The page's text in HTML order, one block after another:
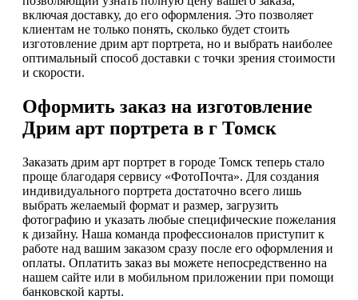
включая доставку, до его оформления. Это позволяет
клиентам не только понять, сколько будет стоить
изготовление дрим арт портрета, но и выбрать наиболее
оптимальный способ доставки с точки зрения стоимости
и скорости.
Оформить заказ на изготовление
Дрим арт портрета в г Томск
Заказать дрим арт портрет в городе Томск теперь стало
проще благодаря сервису «ФотоПочта». Для создания
индивидуального портрета достаточно всего лишь
выбрать желаемый формат и размер, загрузить
фотографию и указать любые специфические пожелания
к дизайну. Наша команда профессионалов приступит к
работе над вашим заказом сразу после его оформления и
оплаты. Оплатить заказ вы можете непосредственно на
нашем сайте или в мобильном приложении при помощи
банковской карты.